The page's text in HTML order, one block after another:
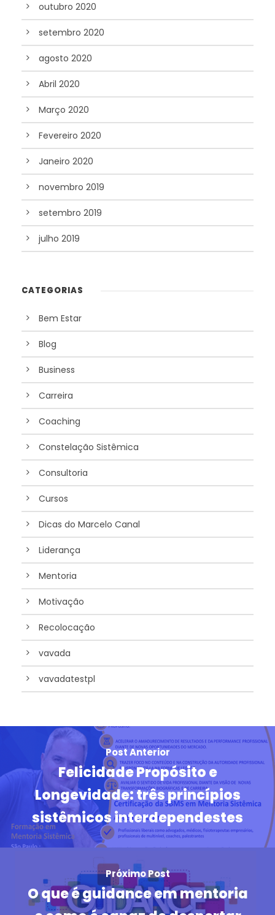
outubro 2020
setembro 2020
agosto 2020
Abril 2020
Março 2020
Fevereiro 2020
Janeiro 2020
novembro 2019
setembro 2019
julho 2019
CATEGORIAS
Bem Estar
Blog
Business
Carreira
Coaching
Constelação Sistêmica
Consultoria
Cursos
Dicas do Marcelo Canal
Liderança
Mentoria
Motivação
Recolocação
vavada
vavadatestpl
Post Anterior
Felicidade Propósito e
Longevidade: três princípios
sistêmicos interdependestes
Próximo Post
O que é guidance em mentoria